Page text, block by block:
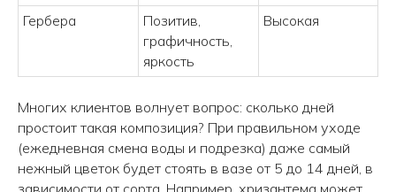
Гербера
Позитив,
графичность,
яркость
Высокая
Многих клиентов волнует вопрос: сколько дней
простоит такая композиция? При правильном уходе
(ежедневная смена воды и подрезка) даже самый
нежный цветок будет стоять в вазе от 5 до 14 дней, в
зависимости от сорта. Например, хризантема может
+7 (908) 220-32-42
Принимаем заказы с 9.00 до 21.00
КОНТАКТЫ